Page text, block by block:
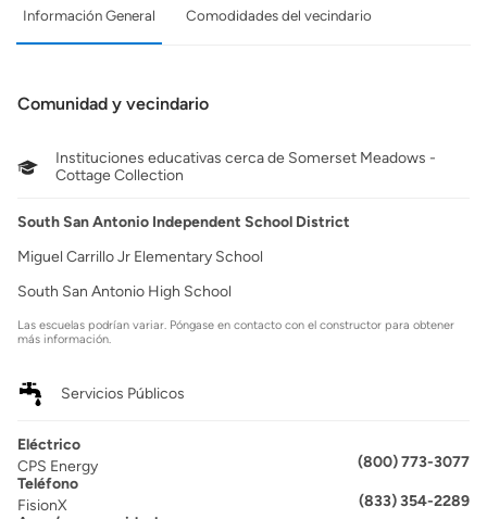
Información General Comodidades del vecindario
Comunidad y vecindario
Instituciones educativas cerca de Somerset Meadows -
Cottage Collection
South San Antonio Independent School District
Miguel Carrillo Jr Elementary School
South San Antonio High School
Las escuelas podrían variar. Póngase en contacto con el constructor para obtener
más información.
Servicios Públicos
Eléctrico
CPS Energy
(800) 773-3077
Teléfono
FisionX
(833) 354-2289